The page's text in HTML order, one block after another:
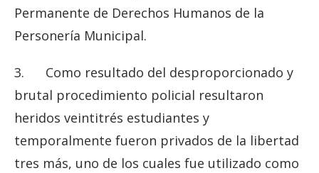
Permanente de Derechos Humanos de la
Personería Municipal.
3. Como resultado del desproporcionado y
brutal procedimiento policial resultaron
heridos veintitrés estudiantes y
temporalmente fueron privados de la libertad
tres más, uno de los cuales fue utilizado como